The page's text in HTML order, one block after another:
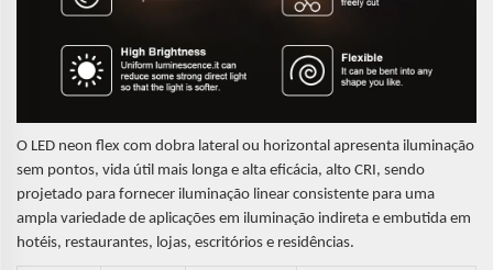
O LED neon flex com dobra lateral ou horizontal apresenta iluminação
sem pontos, vida útil mais longa e alta eficácia, alto CRI, sendo
projetado para fornecer iluminação linear consistente para uma
ampla variedade de aplicações em iluminação indireta e embutida em
hotéis, restaurantes, lojas, escritórios e residências.